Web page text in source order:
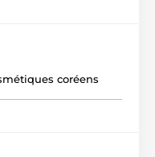
coréens